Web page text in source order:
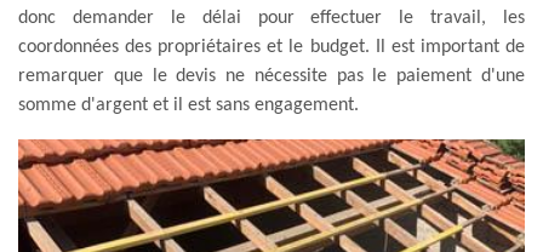
donc demander le délai pour effectuer le travail, les
coordonnées des propriétaires et le budget. Il est important de
remarquer que le devis ne nécessite pas le paiement d'une
somme d'argent et il est sans engagement.